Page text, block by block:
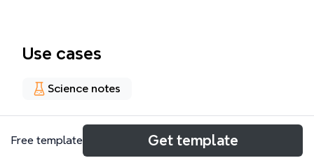
Use cases
Science notes
About
Free template Get template